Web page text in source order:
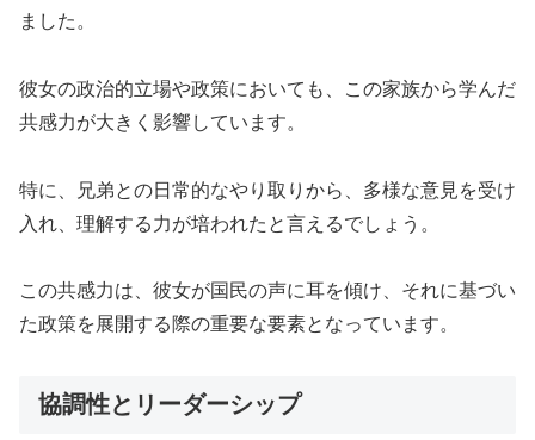
ました。
彼女の政治的立場や政策においても、この家族から学んだ
共感力が大きく影響しています。
特に、兄弟との日常的なやり取りから、多様な意見を受け
入れ、理解する力が培われたと言えるでしょう。
この共感力は、彼女が国民の声に耳を傾け、それに基づい
た政策を展開する際の重要な要素となっています。
協調性とリーダーシップ